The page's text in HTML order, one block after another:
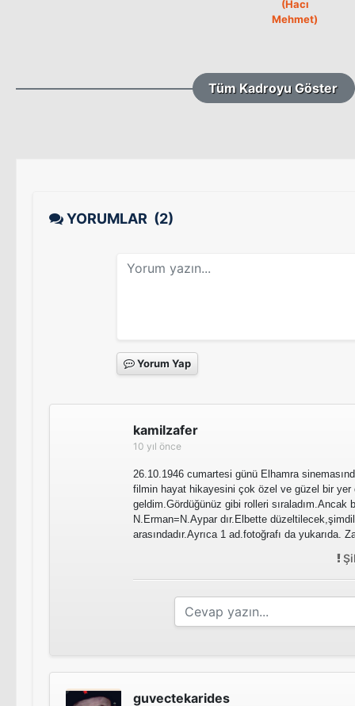
(Hacı
Mehmet)
Tüm Kadroyu Göster
YORUMLAR (2)
Yorum Yap
kamilzafer
10 yıl önce
26.10.1946 cumartesi günü Elhamra
filmin hayat hikayesini çok özel ve güzel bir yer
geldim.Gördüğünüz gibi rolleri sıraladım.Ancak
N.Erman=N.Aypar dır.Elbette
arasındadır.Ayrıca 1 ad.fotoğrafı da yukarıda.
guvectekarides